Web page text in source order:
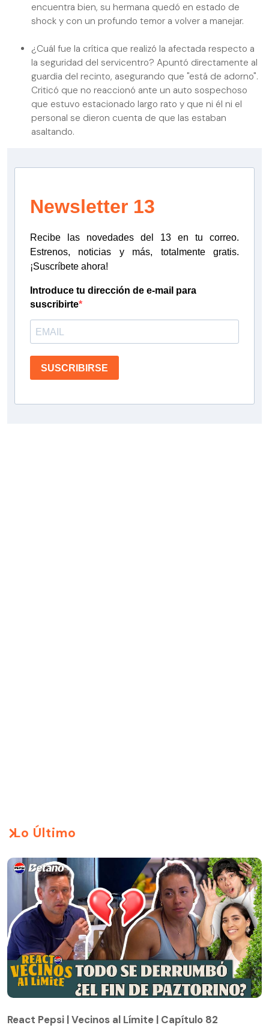
encuentra bien, su hermana quedó en estado de
shock y con un profundo temor a volver a manejar.
¿Cuál fue la crítica que realizó la afectada respecto a
la seguridad del servicentro? Apuntó directamente al
guardia del recinto, asegurando que "está de adorno".
Criticó que no reaccionó ante un auto sospechoso
que estuvo estacionado largo rato y que ni él ni el
personal se dieron cuenta de que las estaban
asaltando.
Newsletter 13
Recibe las novedades del 13 en tu correo.
Estrenos, noticias y más, totalmente gratis.
¡Suscríbete ahora!
Introduce tu dirección de e-mail para
suscribirte
SUSCRIBIRSE
Lo Último
React Pepsi | Vecinos al Límite | Capítulo 82